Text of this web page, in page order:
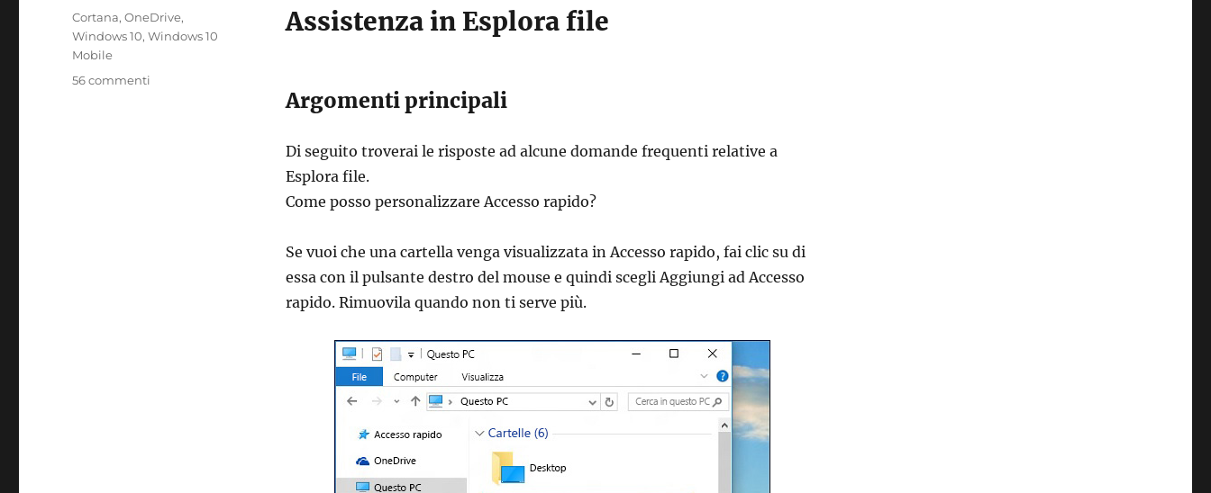
Assistenza in Esplora file
Argomenti principali
Di seguito troverai le risposte ad alcune domande frequenti relative a
Esplora file.
Come posso personalizzare Accesso rapido?
Se vuoi che una cartella venga visualizzata in Accesso rapido, fai clic su di
essa con il pulsante destro del mouse e quindi scegli Aggiungi ad Accesso
rapido. Rimuovila quando non ti serve più.
Tag
Cortana,OneDrive,
Windows 10,Windows 10
Mobile
56 commenti